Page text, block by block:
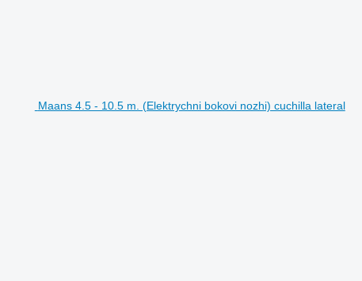
Maans 4.5 - 10.5 m. (Elektrychni bokovi nozhi) cuchilla lateral